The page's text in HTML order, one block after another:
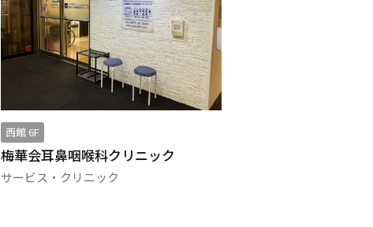
西館 6F
梅華会耳鼻咽喉科クリニック
サービス・クリニック